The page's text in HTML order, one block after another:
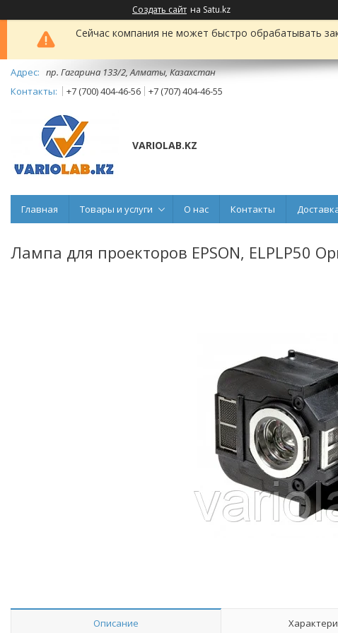
Создать сайт на Satu.kz
Сейчас компания не может быстро обрабатывать
пр. Гагарина 133/2, Алматы, Казахстан
+7 (700) 404-46-56
+7 (707) 404-46-55
VARIOLAB.KZ
Главная Товары и услуги О нас Контакты
Лампа для проекторов EPSON, ELPLP50
Описание